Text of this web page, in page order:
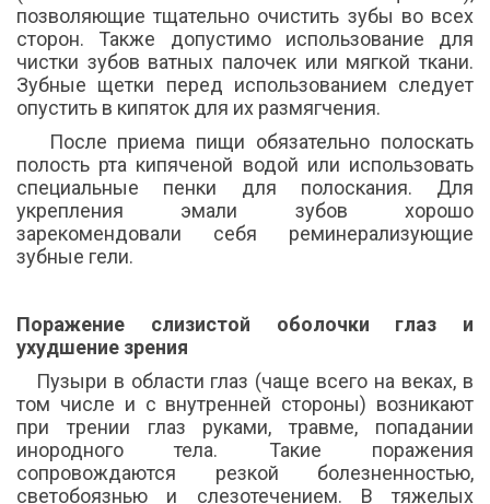
позволяющие тщательно очистить зубы во всех
сторон. Также допустимо использование для
чистки зубов ватных палочек или мягкой ткани.
Зубные щетки перед использованием следует
опустить в кипяток для их размягчения.
После приема пищи обязательно полоскать
полость рта кипяченой водой или использовать
специальные пенки для полоскания. Для
укрепления эмали зубов хорошо
зарекомендовали себя реминерализующие
зубные гели.
Поражение слизистой оболочки глаз и
ухудшение зрения
Пузыри в области глаз (чаще всего на веках, в
том числе и с внутренней стороны) возникают
при трении глаз руками, травме, попадании
инородного тела. Такие поражения
сопровождаются резкой болезненностью,
светобоязнью и слезотечением. В тяжелых